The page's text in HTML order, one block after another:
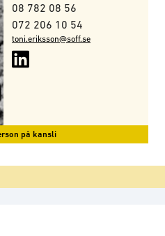
08 782 08 56
072 206 10 54
toni.eriksson@soff.se
på kansli